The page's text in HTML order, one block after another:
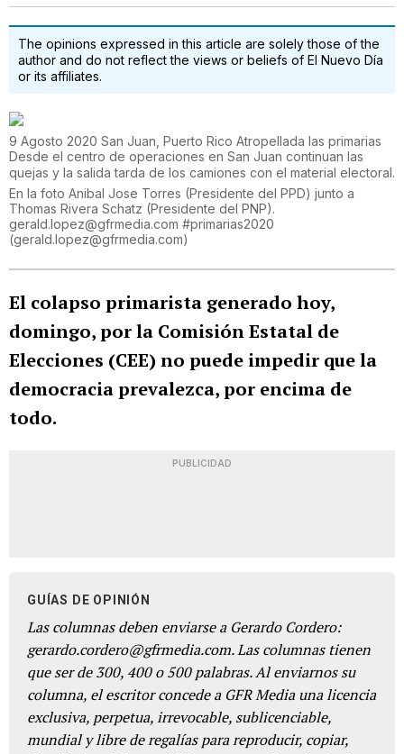
The opinions expressed in this article are solely those of the
author and do not reflect the views or beliefs of El Nuevo Día
or its affiliates.
9 Agosto 2020 San Juan, Puerto Rico Atropellada las primarias
Desde el centro de operaciones en San Juan continuan las
quejas y la salida tarda de los camiones con el material electoral.
En la foto Anibal Jose Torres (Presidente del PPD) junto a
Thomas Rivera Schatz (Presidente del PNP).
gerald.lopez@gfrmedia.com #primarias2020
(gerald.lopez@gfrmedia.com)
El colapso primarista generado hoy,
domingo, por la Comisión Estatal de
Elecciones (CEE) no puede impedir que la
democracia prevalezca, por encima de
todo.
PUBLICIDAD
GUÍAS DE OPINIÓN
Las columnas deben enviarse a Gerardo Cordero:
gerardo.cordero@gfrmedia.com. Las columnas tienen
que ser de 300, 400 o 500 palabras. Al enviarnos su
columna, el escritor concede a GFR Media una licencia
exclusiva, perpetua, irrevocable, sublicenciable,
mundial y libre de regalías para reproducir, copiar,